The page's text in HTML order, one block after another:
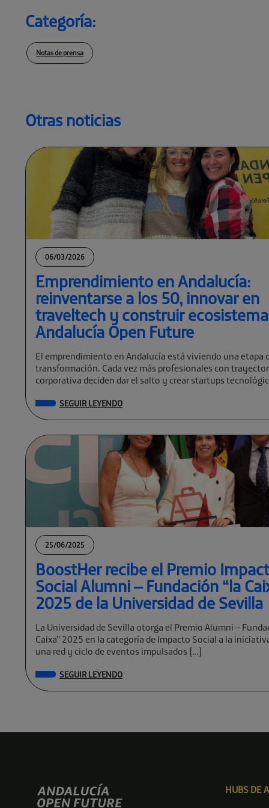
Categoría:
Notas de prensa
Otras noticias
06/03/2026
Emprendimiento en Andalucía:
reinventarse a los 50, innovar en
traveltech y construir
Andalucía Open Future
El emprendimiento en Andalucía está viviendo una etapa
transformación. Cada vez más profesionales con
corporativa deciden dar el salto y crear startups
SEGUIR LEYENDO
25/06/2025
BoostHer recibe el Premio
Social Alumni – Fundación “la
2025 de la Universidad de Sevilla
La Universidad de Sevilla otorga el Premio Alumni –
Caixa” 2025 en la categoría de Impacto Social a la
una red y ciclo de eventos impulsados […]
SEGUIR LEYENDO
HUBS DE